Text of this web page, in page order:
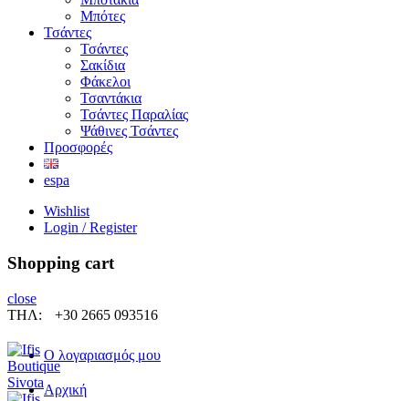
Μπότες
Τσάντες
Τσάντες
Σακίδια
Φάκελοι
Τσαντάκια
Τσάντες Παραλίας
Ψάθινες Τσάντες
Προσφορές
espa
Wishlist
Login / Register
Shopping cart
close
ΤΗΛ:
+30 2665 093516
Ο λογαριασμός μου
Αρχική